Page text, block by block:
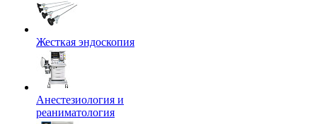
Жесткая эндоскопия
Анестезиология и
реаниматология